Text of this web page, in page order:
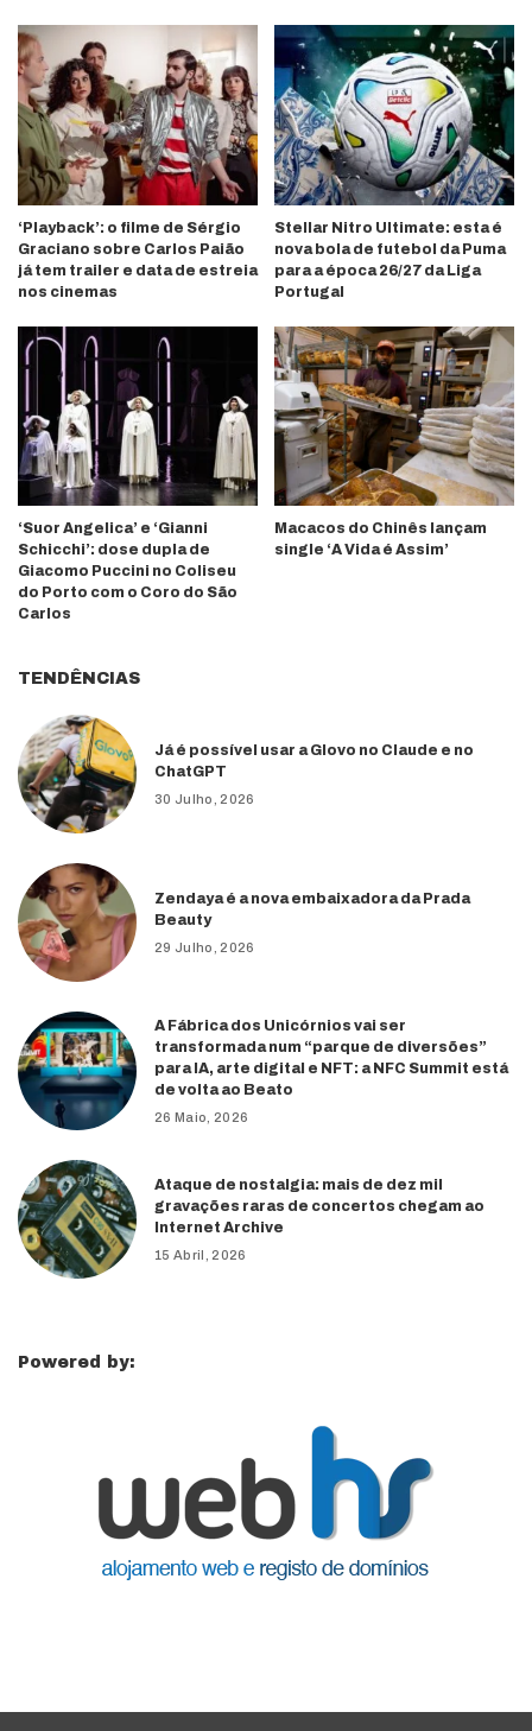
‘Playback’: o filme de Sérgio
Graciano sobre Carlos Paião
já tem trailer e data de estreia
nos cinemas
Stellar Nitro Ultimate: esta é
nova bola de futebol da Puma
para a época 26/27 da Liga
Portugal
‘Suor Angelica’ e ‘Gianni
Schicchi’: dose dupla de
Giacomo Puccini no Coliseu
do Porto com o Coro do São
Carlos
Macacos do Chinês lançam
single ‘A Vida é Assim’
TENDÊNCIAS
Já é possível usar a Glovo no Claude e no
ChatGPT
30 Julho, 2026
Zendaya é a nova embaixadora da Prada
Beauty
29 Julho, 2026
A Fábrica dos Unicórnios vai ser
transformada num “parque de diversões”
para IA, arte digital e NFT: a NFC Summit está
de volta ao Beato
26 Maio, 2026
Ataque de nostalgia: mais de dez mil
gravações raras de concertos chegam ao
Internet Archive
15 Abril, 2026
Powered by: